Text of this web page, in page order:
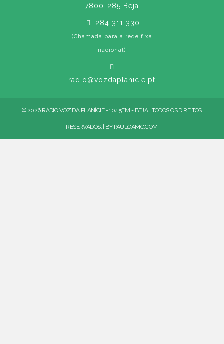
7800-285 Beja
284 311 330
(Chamada para a rede fixa
nacional)
radio@vozdaplanicie.pt
© 2026 RÁDIO VOZ DA PLANÍCIE - 104.5FM - BEJA | TODOS OS DIREITOS
RESERVADOS. | BY PAULOAMC.COM